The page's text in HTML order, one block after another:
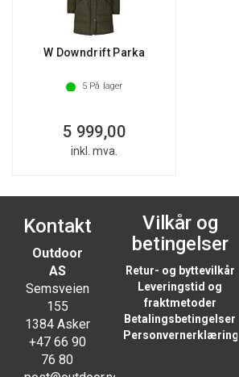
W Downdrift Parka
5 På lager
5 999,00
inkl. mva.
Kontakt
Outdoor
AS
Semsveien
155
1384 Asker
+47 66 90
76 80
Vilkår og
betingelser
Retur- og byttevilkår
Leveringstid og
fraktmetoder
Betalingsbetingelser
Personvernerklæring